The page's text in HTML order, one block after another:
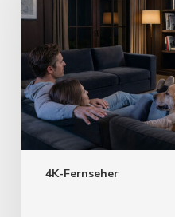
4K-Fernseher